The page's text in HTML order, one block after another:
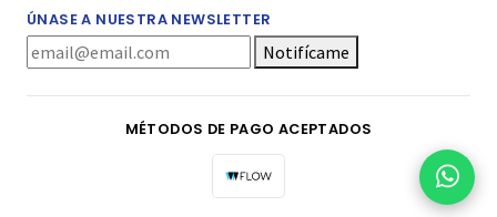
ÚNASE A NUESTRA NEWSLETTER
Notifícame
MÉTODOS DE PAGO ACEPTADOS